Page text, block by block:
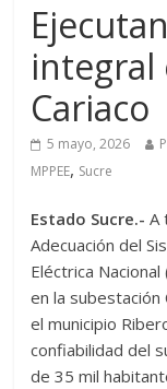
integral
Cariaco
5 mayo, 2026
MPPEE, Sucre
Estado Sucre.- A
Adecuación del
Eléctrica Nacional
en la subestación
el municipio
confiabilidad del
de 35 mil